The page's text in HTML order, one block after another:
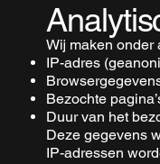
Wij maken onder
IP-adres
Bezochte
Duur van het
Deze gegevens
IP-adressen